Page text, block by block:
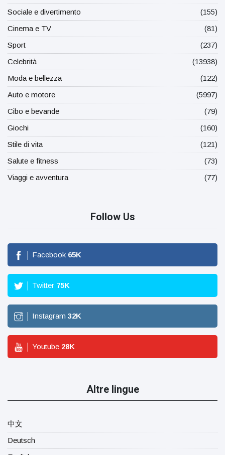
Sociale e divertimento
(155)
Cinema e TV
(81)
Sport
(237)
Celebrità
(13938)
Moda e bellezza
(122)
Auto e motore
(5997)
Cibo e bevande
(79)
Giochi
(160)
Stile di vita
(121)
Salute e fitness
(73)
Viaggi e avventura
(77)
Follow Us
Facebook 65K
Twitter 75K
Instagram 32K
Youtube 28K
Altre lingue
中文
Deutsch